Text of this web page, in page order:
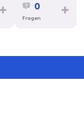
0
Fragen